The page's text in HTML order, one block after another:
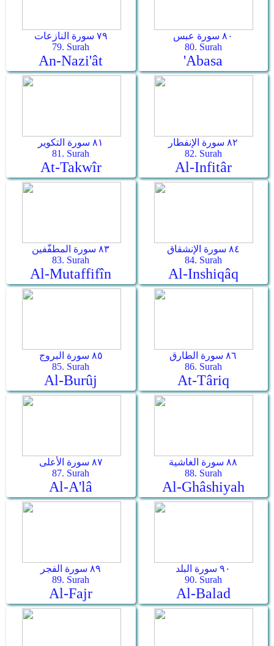
٧٩ سورة النازعات
79. Surah
An-Nazi'ât
٨٠ سورة عبس
80. Surah
'Abasa
٨١ سورة التكوير
81. Surah
At-Takwîr
٨٢ سورة الإنفطار
82. Surah
Al-Infitâr
٨٣ سورة المطفّفين
83. Surah
Al-Mutaffifîn
٨٤ سورة الإنشقاق
84. Surah
Al-Inshiqâq
٨٥ سورة البروج
85. Surah
Al-Burûj
٨٦ سورة الطارق
86. Surah
At-Târiq
٨٧ سورة الأعلى
87. Surah
Al-A'lâ
٨٨ سورة الغاشية
88. Surah
Al-Ghâshiyah
٨٩ سورة الفجر
89. Surah
Al-Fajr
٩٠ سورة البلد
90. Surah
Al-Balad